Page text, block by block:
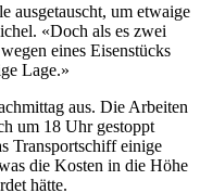
ausgetauscht, um etwaige
«Doch als es zwei
eines Eisenstücks
Lage.»
aus. Die Arbeiten
um 18 Uhr gestoppt
Transportschiff einige
die Kosten in die Höhe
hätte.